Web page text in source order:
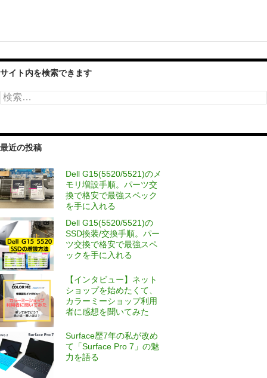
サイト内を検索できます
検
索:
最近の投稿
Dell G15(5520/5521)のメ
モリ増設手順。パーツ交
換で格安で最強スペック
を手に入れる
Dell G15(5520/5521)の
SSD換装/交換手順。パー
ツ交換で格安で最強スペ
ックを手に入れる
【インタビュー】ネット
ショップを始めたくて、
カラーミーショップ利用
者に感想を聞いてみた
Surface歴7年の私が改め
て「Surface Pro 7」の魅
力を語る